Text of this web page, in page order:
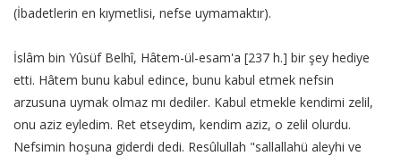
(İbadetlerin en kıymetlisi, nefse uymamaktır).
İslâm bin Yûsüf Belhî, Hâtem-ül-esam'a [237 h.] bir şey hediye
etti. Hâtem bunu kabul edince, bunu kabul etmek nefsin
arzusuna uymak olmaz mı dediler. Kabul etmekle kendimi zelil,
onu aziz eyledim. Ret etseydim, kendim aziz, o zelil olurdu.
Nefsimin hoşuna giderdi dedi. Resûlullah "sallallahü aleyhi ve